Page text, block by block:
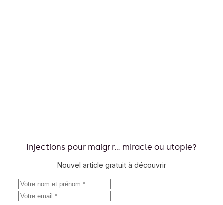
Nouvel article gratuit à découvrir